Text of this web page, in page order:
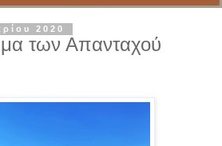
2020
των Απανταχού